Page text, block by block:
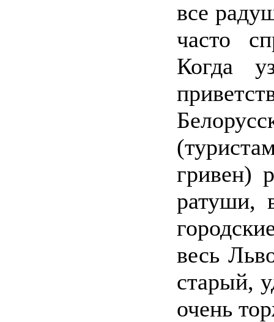
все
часто
Когда
гривен)
ратуши,
весь
старый,
очень